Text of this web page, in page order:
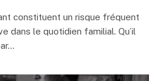
constituent un risque fréquent
dans le quotidien familial. Qu’il